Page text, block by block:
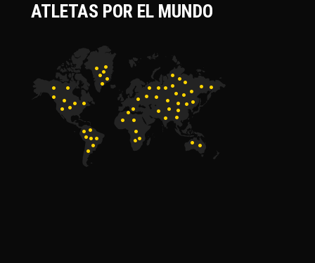
ATLETAS POR EL MUNDO